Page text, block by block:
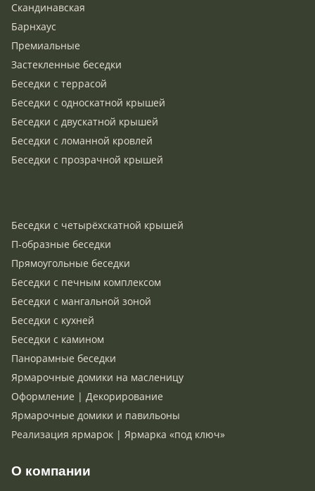
Скандинавская
Барнхаус
Премиальные
Застекленные беседки
Беседки с террасой
Беседки с односкатной крышей
Беседки с двускатной крышей
Беседки с ломанной кровлей
Беседки с прозрачной крышей
Беседки с четырёхскатной крышей
П-образные беседки
Прямоугольные беседки
Беседки с печным комплексом
Беседки с мангальной зоной
Беседки с кухней
Беседки с камином
Панорамные беседки
Ярмарочные домики на масленицу
Оформление | Декорирование
Ярмарочные домики и павильоны
Реализация ярмарок | Ярмарка «под ключ»
О компании